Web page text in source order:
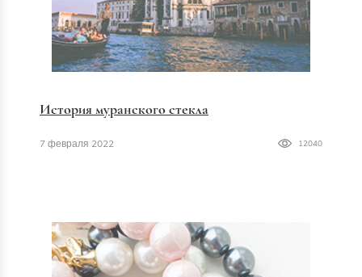
История муранского стекла
7 февраля 2022 12040